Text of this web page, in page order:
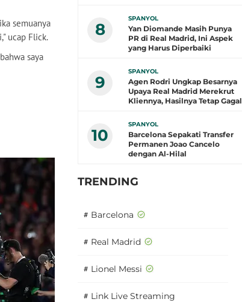
semuanya
ucap Flick.
saya
8
SPANYOL
Yan Diomande Masih Punya
PR di Real Madrid, Ini Aspek
yang Harus Diperbaiki
9
SPANYOL
Agen Rodri Ungkap Besarnya
Upaya Real Madrid Merekrut
Kliennya, Hasilnya Tetap Gagal
10
SPANYOL
Barcelona Sepakati Transfer
Permanen Joao Cancelo
dengan Al-Hilal
TRENDING
# Barcelona
# Real Madrid
# Lionel Messi
# Link Live Streaming